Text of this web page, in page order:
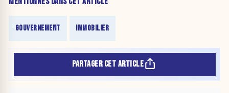
GOUVERNEMENT IMMOBILIER
PARTAGER CET ARTICLE